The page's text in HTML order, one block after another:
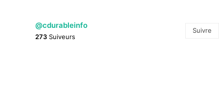
@cdurableinfo
273 Suiveurs
Suivre